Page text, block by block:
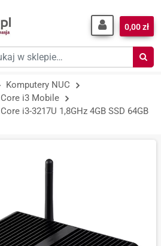
0,00 zł
Komputery NUC
Core i3 Mobile
i3-3217U 1,8GHz 4GB SSD 64GB